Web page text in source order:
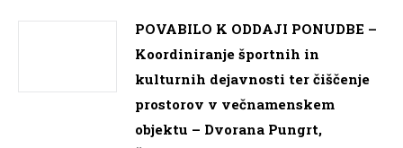
POVABILO K ODDAJI PONUDBE –
Koordiniranje športnih in
kulturnih dejavnosti ter čiščenje
prostorov v večnamenskem
objektu – Dvorana Pungrt,